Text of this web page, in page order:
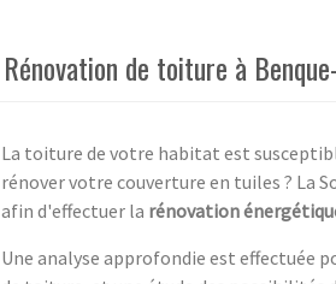
Rénovation de toiture à
La toiture de votre habitat est
rénover votre couverture en tuiles ? La
afin d'effectuer la rénovation
Une analyse approfondie est effectuée